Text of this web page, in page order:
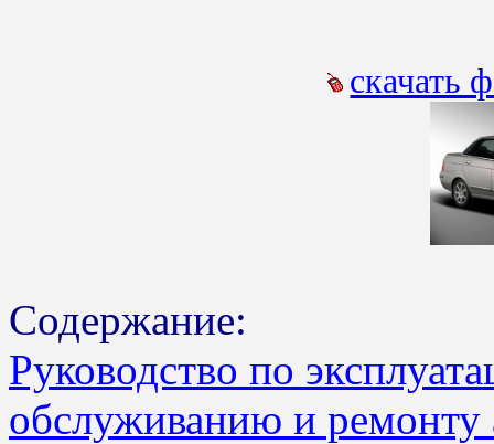
скачать
Содержание:
Руководство по
обслуживанию и ремонту